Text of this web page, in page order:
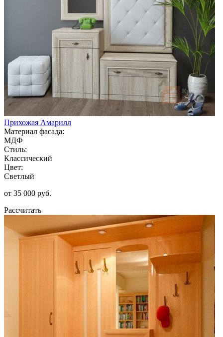
Прихожая Амарилл
Материал фасада:
МДФ
Стиль:
Классический
Цвет:
Светлый
от 35 000 руб.
Рассчитать